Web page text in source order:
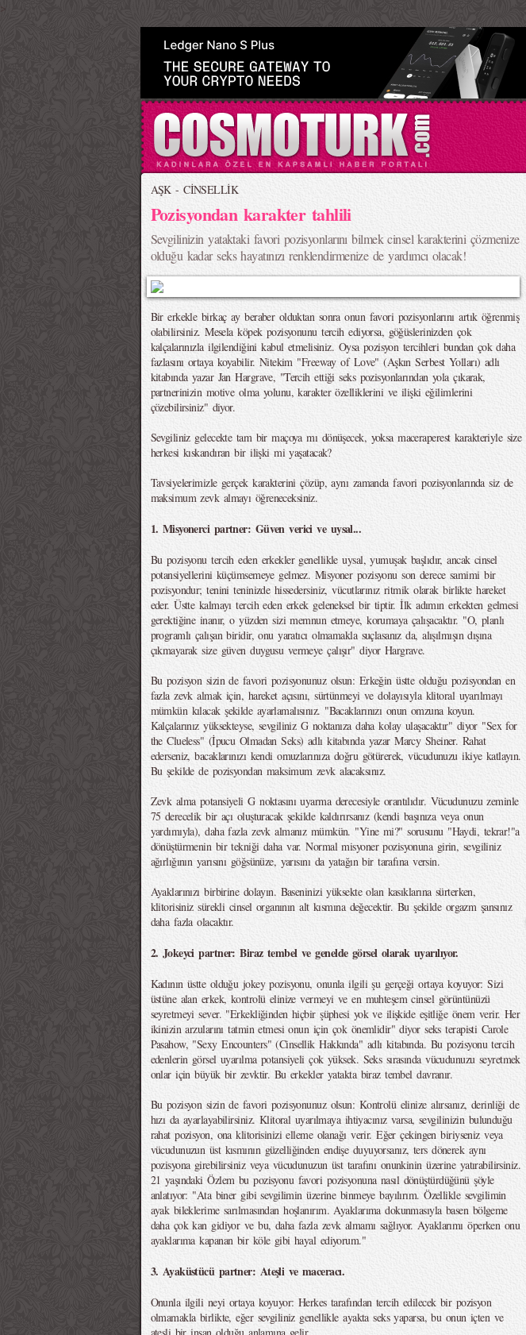
>
AŞK - CİNSELLİK
Pozisyondan karakter tahlili
Sevgilinizin yataktaki favori pozisyonlarını bilmek cinsel karakterini çözmenize
olduğu kadar seks hayatınızı renklendirmenize de yardımcı olacak!
Bir erkekle birkaç ay beraber olduktan sonra onun favori pozisyonlarını artık öğrenmiş
olabilirsiniz. Mesela köpek pozisyonunu tercih ediyorsa, göğüslerinizden çok
kalçalarınızla ilgilendiğini kabul etmelisiniz. Oysa pozisyon tercihleri bundan çok daha
fazlasını ortaya koyabilir. Nitekim "Freeway of Love" (Aşkın Serbest Yolları) adlı
kitabında yazar Jan Hargrave, "Tercih ettiği seks pozisyonlarından yola çıkarak,
partnerinizin motive olma yolunu, karakter özelliklerini ve ilişki eğilimlerini
çözebilirsiniz" diyor.
Sevgiliniz gelecekte tam bir maçoya mı dönüşecek, yoksa maceraperest karakteriyle size
herkesi kıskandıran bir ilişki mi yaşatacak?
Tavsiyelerimizle gerçek karakterini çözüp, aynı zamanda favori pozisyonlarında siz de
maksimum zevk almayı öğreneceksiniz.
1. Misyonerci partner: Güven verici ve uysal...
Bu pozisyonu tercih eden erkekler genellikle uysal, yumuşak başlıdır, ancak cinsel
potansiyellerini küçümsemeye gelmez. Misyoner pozisyonu son derece samimi bir
pozisyondur; tenini teninizde hissedersiniz, vücutlarınız ritmik olarak birlikte hareket
eder. Üstte kalmayı tercih eden erkek geleneksel bir tiptir. İlk adımın erkekten gelmesi
gerektiğine inanır, o yüzden sizi memnun etmeye, korumaya çalışacaktır. "O, planlı
programlı çalışan biridir, onu yaratıcı olmamakla suçlasanız da, alışılmışın dışına
çıkmayarak size güven duygusu vermeye çalışır" diyor Hargrave.
Bu pozisyon sizin de favori pozisyonunuz olsun: Erkeğin üstte olduğu pozisyondan en
fazla zevk almak için, hareket açısını, sürtünmeyi ve dolayısıyla klitoral uyarılmayı
mümkün kılacak şekilde ayarlamalısınız. "Bacaklarınızı onun omzuna koyun.
Kalçalarınız yüksekteyse, sevgiliniz G noktanıza daha kolay ulaşacaktır" diyor "Sex for
the Clueless" (İpucu Olmadan Seks) adlı kitabında yazar Marcy Sheiner. Rahat
ederseniz, bacaklarınızı kendi omuzlarınıza doğru götürerek, vücudunuzu ikiye katlayın.
Bu şekilde de pozisyondan maksimum zevk alacaksınız.
Zevk alma potansiyeli G noktasını uyarma derecesiyle orantılıdır. Vücudunuzu zeminle
75 derecelik bir açı oluşturacak şekilde kaldırırsanız (kendi başınıza veya onun
yardımıyla), daha fazla zevk almanız mümkün. "Yine mi?" sorusunu "Haydi, tekrar!"a
dönüştürmenin bir tekniği daha var. Normal misyoner pozisyonuna girin, sevgiliniz
ağırlığının yarısını göğsünüze, yarısını da yatağın bir tarafına versin.
Ayaklarınızı birbirine dolayın. Baseninizi yüksekte olan kasıklarına sürterken,
klitorisiniz sürekli cinsel organının alt kısmına değecektir. Bu şekilde orgazm şansınız
daha fazla olacaktır.
2. Jokeyci partner: Biraz tembel ve genelde görsel olarak uyarılıyor.
Kadının üstte olduğu jokey pozisyonu, onunla ilgili şu gerçeği ortaya koyuyor: Sizi
üstüne alan erkek, kontrolü elinize vermeyi ve en muhteşem cinsel görüntünüzü
seyretmeyi sever. "Erkekliğinden hiçbir şüphesi yok ve ilişkide eşitliğe önem verir. Her
ikinizin arzularını tatmin etmesi onun için çok önemlidir" diyor seks terapisti Carole
Pasahow, "Sexy Encounters" (Cinsellik Hakkında" adlı kitabında. Bu pozisyonu tercih
edenlerin görsel uyarılma potansiyeli çok yüksek. Seks sırasında vücudunuzu seyretmek
onlar için büyük bir zevktir. Bu erkekler yatakta biraz tembel davranır.
Bu pozisyon sizin de favori pozisyonunuz olsun: Kontrolü elinize alırsanız, derinliği de
hızı da ayarlayabilirsiniz. Klitoral uyarılmaya ihtiyacınız varsa, sevgilinizin bulunduğu
rahat pozisyon, ona klitorisinizi elleme olanağı verir. Eğer çekingen biriyseniz veya
vücudunuzun üst kısmının güzelliğinden endişe duyuyorsanız, ters dönerek aynı
pozisyona girebilirsiniz veya vücudunuzun üst tarafını onunkinin üzerine yatırabilirsiniz.
21 yaşındaki Özlem bu pozisyonu favori pozisyonuna nasıl dönüştürdüğünü şöyle
anlatıyor: "Ata biner gibi sevgilimin üzerine binmeye bayılırım. Özellikle sevgilimin
ayak bileklerime sarılmasından hoşlanırım. Ayaklarıma dokunmasıyla basen bölgeme
daha çok kan gidiyor ve bu, daha fazla zevk almamı sağlıyor. Ayaklarımı öperken onu
ayaklarıma kapanan bir köle gibi hayal ediyorum."
3. Ayaküstücü partner: Ateşli ve maceracı.
Onunla ilgili neyi ortaya koyuyor: Herkes tarafından tercih edilecek bir pozisyon
olmamakla birlikte, eğer sevgiliniz genellikle ayakta seks yaparsa, bu onun içten ve